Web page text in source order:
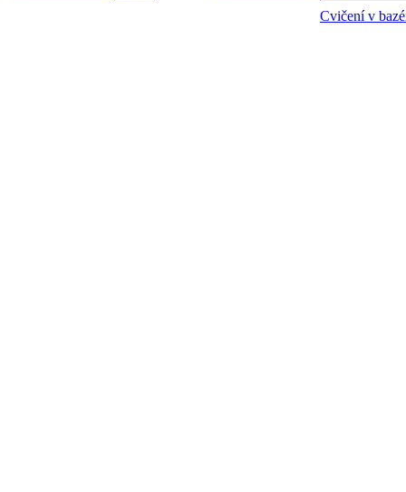
Cvičení v